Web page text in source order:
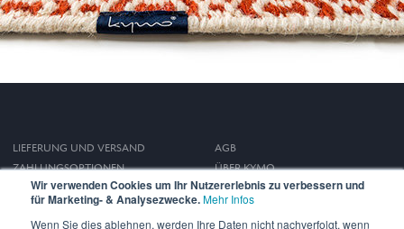
Wir verwenden Cookies um Ihr Nutzererlebnis zu verbessern und
für Marketing- & Analysezwecke.Mehr Infos
Wenn Sie dies ablehnen, werden Ihre Daten nicht nachverfolgt, wenn
LIEFERUNG UND VERSAND
ZAHLUNGSOPTIONEN
WIDERRUFSRECHT
AGB
ÜBER KYMO
IMPRESSUM
DATENSCHUTZ